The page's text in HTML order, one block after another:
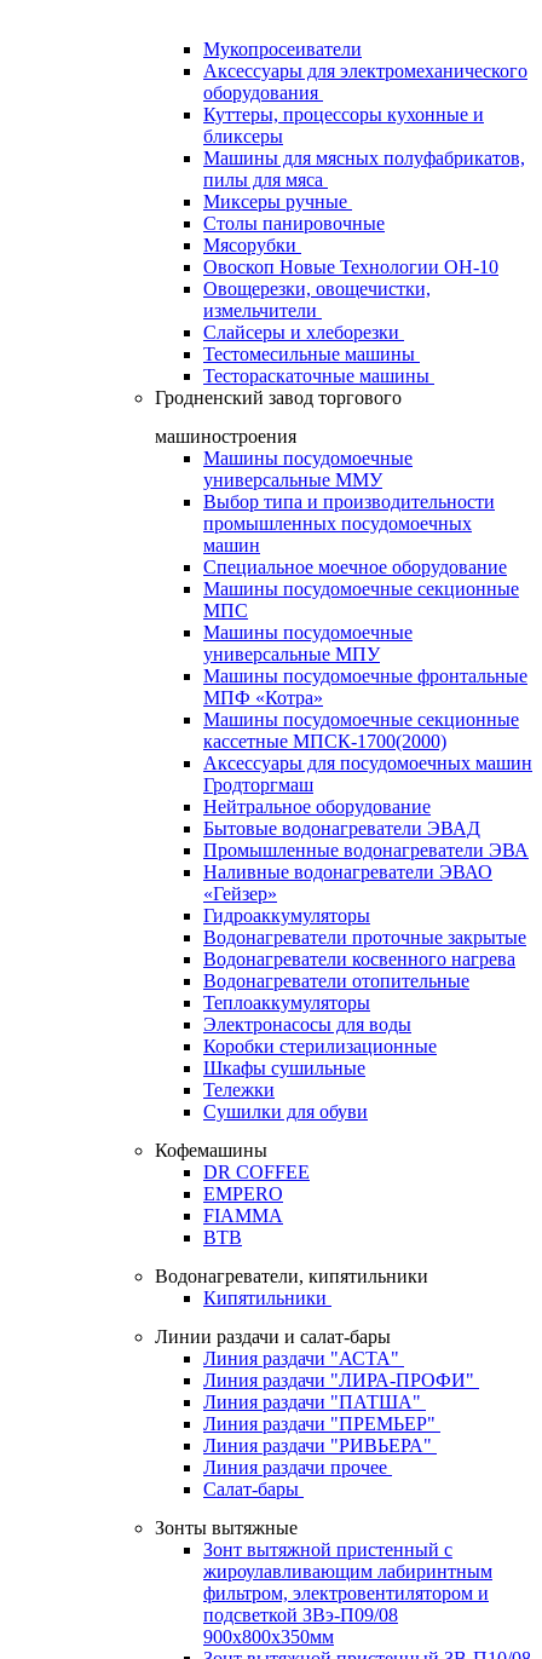
Мукопросеиватели
Аксессуары для электромеханического
оборудования
Куттеры, процессоры кухонные и
бликсеры
Машины для мясных полуфабрикатов,
пилы для мяса
Миксеры ручные
Столы панировочные
Мясорубки
Овоскоп Новые Технологии ОН-10
Овощерезки, овощечистки,
измельчители
Слайсеры и хлеборезки
Тестомесильные машины
Тестораскаточные машины
Гродненский завод торгового
машиностроения
Машины посудомоечные
универсальные ММУ
Выбор типа и производительности
промышленных посудомоечных
машин
Специальное моечное оборудование
Машины посудомоечные секционные
МПС
Машины посудомоечные
универсальные МПУ
Машины посудомоечные фронтальные
МПФ «Котра»
Машины посудомоечные секционные
кассетные МПСК-1700(2000)
Аксессуары для посудомоечных машин
Гродторгмаш
Нейтральное оборудование
Бытовые водонагреватели ЭВАД
Промышленные водонагреватели ЭВА
Наливные водонагреватели ЭВАО
«Гейзер»
Гидроаккумуляторы
Водонагреватели проточные закрытые
Водонагреватели косвенного нагрева
Водонагреватели отопительные
Теплоаккумуляторы
Электронасосы для воды
Коробки стерилизационные
Шкафы сушильные
Тележки
Сушилки для обуви
Кофемашины
DR COFFEE
EMPERO
FIAMMA
BTB
Водонагреватели, кипятильники
Кипятильники
Линии раздачи и салат-бары
Линия раздачи "АСТА"
Линия раздачи "ЛИРА-ПРОФИ"
Линия раздачи "ПАТША"
Линия раздачи "ПРЕМЬЕР"
Линия раздачи "РИВЬЕРА"
Линия раздачи прочее
Салат-бары
Зонты вытяжные
Зонт вытяжной пристенный с
жироулавливающим лабиринтным
фильтром, электровентилятором и
подсветкой ЗВэ-П09/08
900х800х350мм